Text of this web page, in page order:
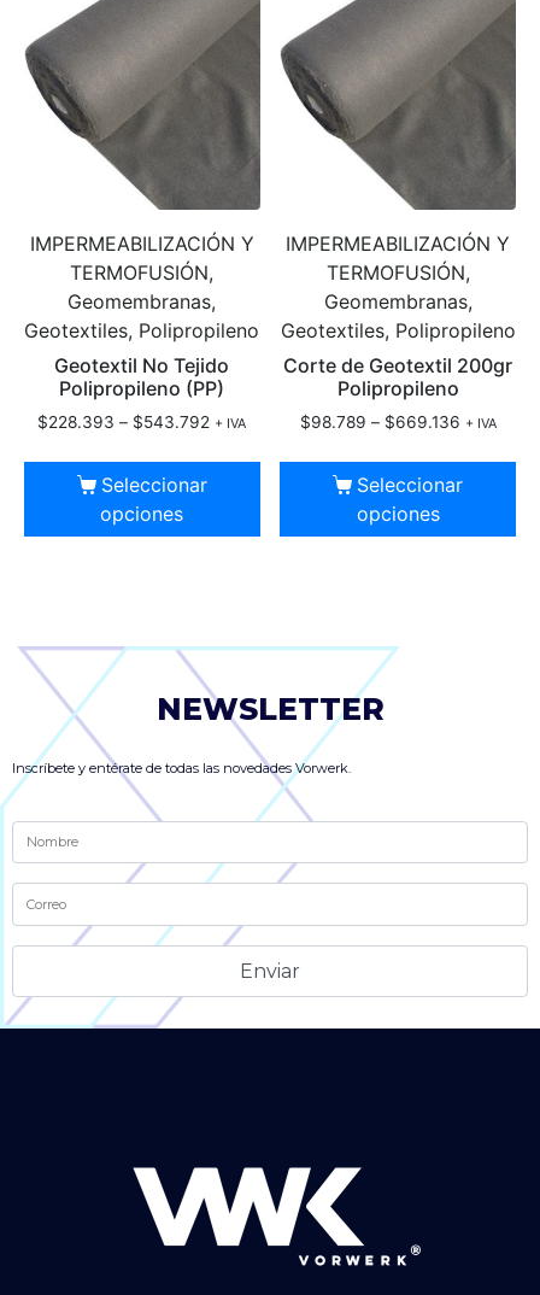
IMPERMEABILIZACIÓN Y
TERMOFUSIÓN,
Geomembranas,
Geotextiles, Polipropileno
Geotextil No Tejido
Polipropileno (PP)
$228.393 – $543.792 + IVA
Seleccionar
opciones
IMPERMEABILIZACIÓN Y
TERMOFUSIÓN,
Geomembranas,
Geotextiles, Polipropileno
Corte de Geotextil 200gr
Polipropileno
$98.789 – $669.136 + IVA
Seleccionar
opciones
NEWSLETTER
Inscríbete y entérate de todas las novedades Vorwerk.
Alternative: